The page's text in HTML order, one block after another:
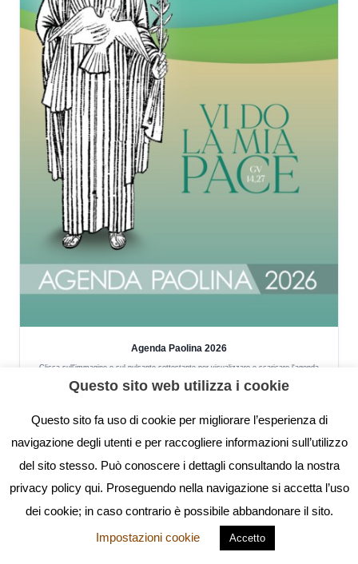
Agenda Paolina 2026
Clicca sull'immagine o sul pulsante sottostante per visualizzare e scaricare l'agenda
Scarica l'Agenda (PDF)
Questo sito web utilizza i cookie
Questo sito fa uso di cookie per migliorare l’esperienza di
navigazione degli utenti e per raccogliere informazioni sull’utilizzo
del sito stesso. Può conoscere i dettagli consultando la nostra
privacy policy qui. Proseguendo nella navigazione si accetta l’uso
dei cookie; in caso contrario è possibile abbandonare il sito.
Impostazioni cookie
Accetto